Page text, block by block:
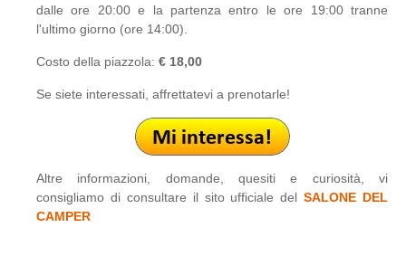
dalle ore 20:00 e la partenza entro le ore 19:00 tranne
l'ultimo giorno (ore 14:00).
Costo della piazzola: € 18,00
Se siete interessati, affrettatevi a prenotarle!
Altre informazioni, domande, quesiti e curiosità, vi
consigliamo di consultare il sito ufficiale delSALONE DEL
CAMPER